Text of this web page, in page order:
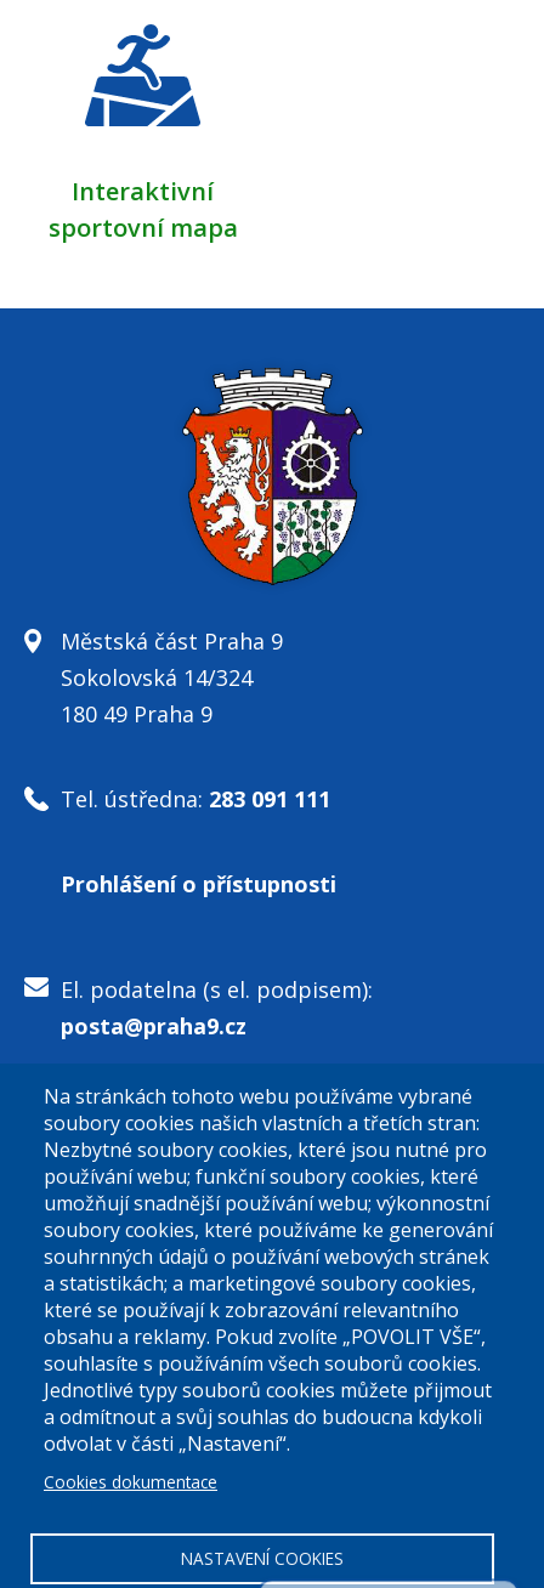
Interaktivní
sportovní mapa
Městská část Praha 9
Sokolovská 14/324
180 49 Praha 9
Tel. ústředna: 283 091 111
Prohlášení o přístupnosti
El. podatelna (s el. podpisem):
posta@praha9.cz
El. podatelna (bez el. podpisu):
podatelna@praha9.cz
Úřední dny:
Po a St: 08.00-12.00; 13.00-18.00
Úřední hodiny
00063894DIČ:CZ00063894
Na stránkách tohoto webu používáme vybrané
soubory cookies našich vlastních a třetích stran:
Nezbytné soubory cookies, které jsou nutné pro
používání webu; funkční soubory cookies, které
umožňují snadnější používání webu; výkonnostní
soubory cookies, které používáme ke generování
souhrnných údajů o používání webových stránek
a statistikách; a marketingové soubory cookies,
které se používají k zobrazování relevantního
obsahu a reklamy. Pokud zvolíte „POVOLIT VŠE“,
souhlasíte s používáním všech souborů cookies.
Jednotlivé typy souborů cookies můžete přijmout
a odmítnout a svůj souhlas do budoucna kdykoli
odvolat v části „Nastavení“.
Cookies dokumentace
NASTAVENÍ COOKIES